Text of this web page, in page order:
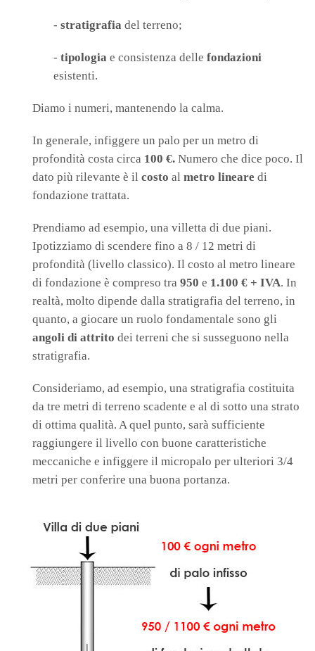
- stratigrafia del terreno;
- tipologia e consistenza delle fondazioni
esistenti.
Diamo i numeri, mantenendo la calma.
In generale, infiggere un palo per un metro di
profondità costa circa 100 €. Numero che dice poco. Il
dato più rilevante è il costo al metro lineare di
fondazione trattata.
Prendiamo ad esempio, una villetta di due piani.
Ipotizziamo di scendere fino a 8 / 12 metri di
profondità (livello classico). Il costo al metro lineare
di fondazione è compreso tra 950 e 1.100 € + IVA. In
realtà, molto dipende dalla stratigrafia del terreno, in
quanto, a giocare un ruolo fondamentale sono gli
angoli di attrito dei terreni che si susseguono nella
stratigrafia.
Consideriamo, ad esempio, una stratigrafia costituita
da tre metri di terreno scadente e al di sotto una strato
di ottima qualità. A quel punto, sarà sufficiente
raggiungere il livello con buone caratteristiche
meccaniche e infiggere il micropalo per ulteriori 3/4
metri per conferire una buona portanza.